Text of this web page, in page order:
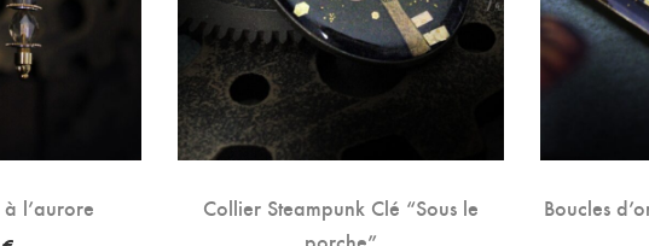
l’aurore
Collier Steampunk Clé “Sous le
Boucles